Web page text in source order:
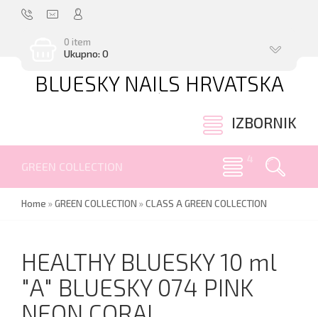
0 item
Ukupno: 0
BLUESKY NAILS HRVATSKA
.
IZBORNIK
GREEN COLLECTION
Home »GREEN COLLECTION »CLASS A GREEN COLLECTION
HEALTHY BLUESKY 10 ml
"А" BLUESKY 074 PINK